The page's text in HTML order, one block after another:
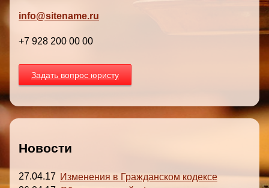
info@sitename.ru
+7 928 200 00 00
Задать вопрос юристу
Новости
27.04.17 Изменения в Гражданском кодексе